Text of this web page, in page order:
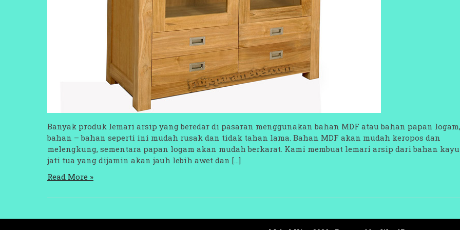
Banyak produk lemari arsip yang beredar di pasaran menggunakan bahan MDF atau bahan papan logam,
bahan – bahan seperti ini mudah rusak dan tidak tahan lama. Bahan MDF akan mudah keropos dan
melengkung, sementara papan logam akan mudah berkarat. Kami membuat lemari arsip dari bahan kayu
jati tua yang dijamin akan jauh lebih awet dan […]
Read More »